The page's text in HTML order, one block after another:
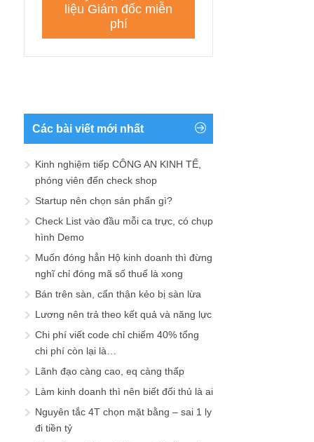
Các bài viết mới nhất
Kinh nghiệm tiếp CÔNG AN KINH TẾ,
phóng viên đến check shop
Startup nên chọn sản phẩn gì?
Check List vào đầu mỗi ca trực, có chụp
hình Demo
Muốn đóng hẳn Hộ kinh doanh thì đừng
nghĩ chỉ đóng mã số thuế là xong
Bán trên sàn, cẩn thận kẻo bị sàn lừa
Lương nên trả theo kết quả và năng lực
Chi phí viết code chỉ chiếm 40% tổng
chi phí còn lại là…
Lãnh đạo càng cao, eq càng thấp
Làm kinh doanh thì nên biết đối thủ là ai
Nguyên tắc 4T chọn mặt bằng – sai 1 ly
đi tiền tỷ